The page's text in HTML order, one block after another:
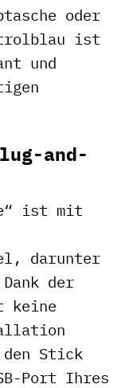
oder
ist
und
and-
ist mit
darunter
der
keine
Stick
Port Ihres